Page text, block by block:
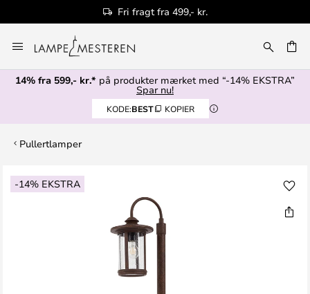
Fri fragt fra 499,- kr.
to
Content
14% fra 599,- kr.* på produkter mærket med “-14% EKSTRA”
Spar nu!
KODE:BEST KOPIER
Pullertlamper
-14% EKSTRA
Gå
til